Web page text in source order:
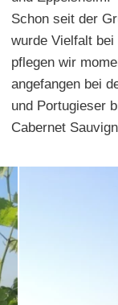
Schon seit der
wurde Vielfalt
pflegen wir
angefangen bei
und Portugieser
Cabernet